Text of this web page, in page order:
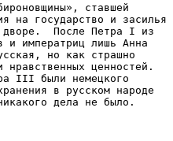
ставшей
на государство и засилья
дворе.  После Петра I из
и императриц лишь Анна
но как страшно
ценностей.
III были немецкого
в русском народе
дела не было.